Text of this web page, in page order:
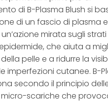
di B-Plasma Blush si
di un fascio di plasma e
mirata sugli
che aiuta a
pelle e a ridurre la
imperfezioni cutanee. B-
secondo il principio
scariche che